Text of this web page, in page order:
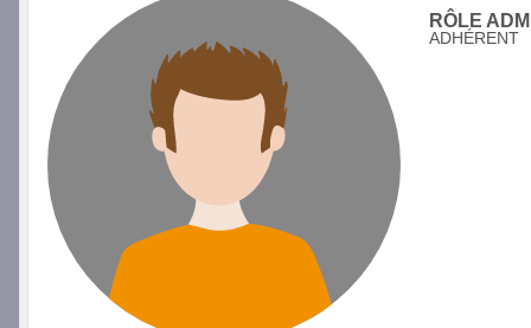
RÔLE
ADHÉRENT